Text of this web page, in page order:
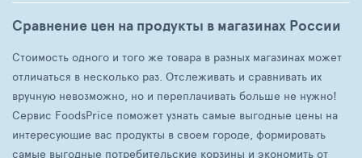
Сравнение цен на продукты в магазинах России
Стоимость одного и того же товара в разных магазинах может
отличаться в несколько раз. Отслеживать и сравнивать их
вручную невозможно, но и переплачивать больше не нужно!
Сервис FoodsPrice поможет узнать самые выгодные цены на
интересующие вас продукты в своем городе, формировать
самые выгодные потребительские корзины и экономить от